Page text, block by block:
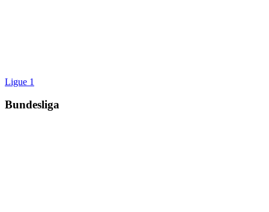
Ligue 1
Bundesliga